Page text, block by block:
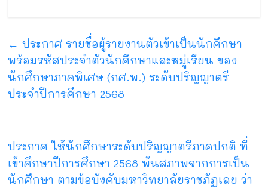
← ประกาศ รายชื่อผู้รายงานตัวเข้าเป็นนักศึกษา
พร้อมรหัสประจำตัวนักศึกษาและหมู่เรียน ของ
นักศึกษาภาคพิเศษ (กศ.พ.) ระดับปริญญาตรี
ประจำปีการศึกษา 2568
ประกาศ ให้นักศึกษาระดับปริญญาตรีภาคปกติ ที่
เข้าศึกษาปีการศึกษา 2568 พ้นสภาพจากการเป็น
นักศึกษา ตามข้อบังคับมหาวิทยาลัยราชภัฏเลย ว่า